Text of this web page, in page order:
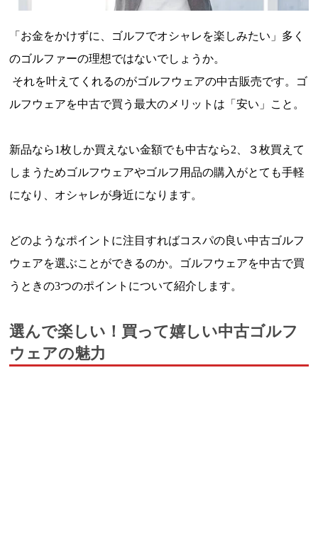
「お金をかけずに、ゴルフでオシャレを楽しみたい」多く
のゴルファーの理想ではないでしょうか。
それを叶えてくれるのがゴルフウェアの中古販売です。ゴ
ルフウェアを中古で買う最大のメリットは「安い」こと。
新品なら1枚しか買えない金額でも中古なら2、３枚買えて
しまうためゴルフウェアやゴルフ用品の購入がとても手軽
になり、オシャレが身近になります。
どのようなポイントに注目すればコスパの良い中古ゴルフ
ウェアを選ぶことができるのか。ゴルフウェアを中古で買
うときの3つのポイントについて紹介します。
選んで楽しい！買って嬉しい中古ゴルフ
ウェアの魅力